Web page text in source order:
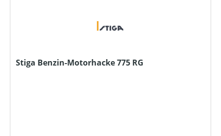
Stiga Benzin-Motorhacke 775 RG